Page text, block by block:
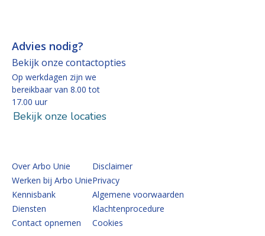
Advies nodig?
Bekijk onze contactopties
Op werkdagen zijn we
bereikbaar van 8.00 tot
17.00 uur
Bekijk onze locaties
Over Arbo Unie
Werken bij Arbo Unie
Kennisbank
Diensten
Contact opnemen
Disclaimer
Privacy
Algemene voorwaarden
Klachtenprocedure
Cookies